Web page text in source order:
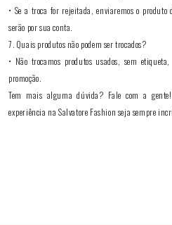
• Se a troca for rejeitada, enviaremos o produto
serão por sua conta.
7. Quais produtos não podem ser trocados?
• Não trocamos produtos usados, sem
promoção.
Tem mais alguma dúvida? Fale com a
experiência na Salvatore Fashion seja sempre